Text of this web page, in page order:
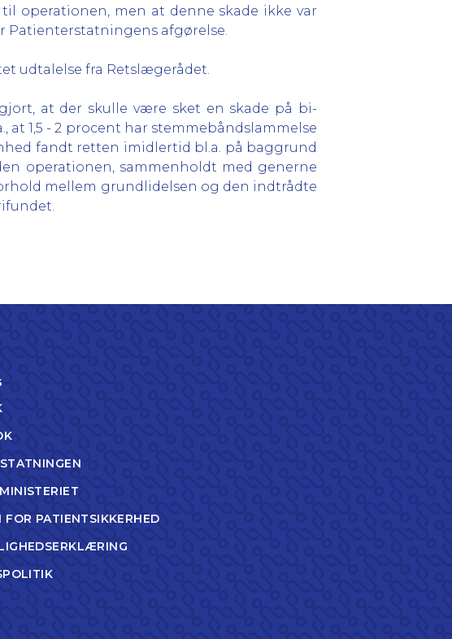
operationen, men at denne skade ikke var
afgørelse.
udtalelse fra Retslægerådet.
at der skulle være sket en skade på bi-
1,5 - 2 procent har stemmebåndslammelse
fandt retten imidlertid bl.a. på baggrund
operationen, sammenholdt med generne
mellem grundlidelsen og den indtrådte
FOR PATIENTSIKKERHED